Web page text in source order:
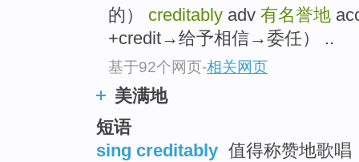
的） creditably adv 有名誉地
+credit→给予相信→委任） ..
基于92个网页-相关网页
美满地
短语
sing creditably 值得称赞地歌唱